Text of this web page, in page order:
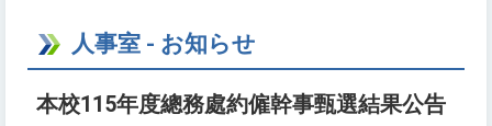
人事室 - お知らせ
本校115年度總務處約僱幹事甄選結果公告